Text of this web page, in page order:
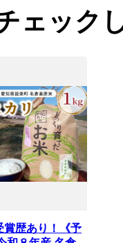
ェック
賞歴あり！《予